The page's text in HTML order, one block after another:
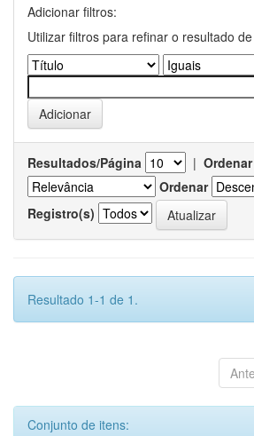
Adicionar filtros:
Utilizar filtros para refinar o resultado
Resultados/Página |
Ordenar
Registro(s)
Resultado 1-1 de 1.
Conjunto de itens: